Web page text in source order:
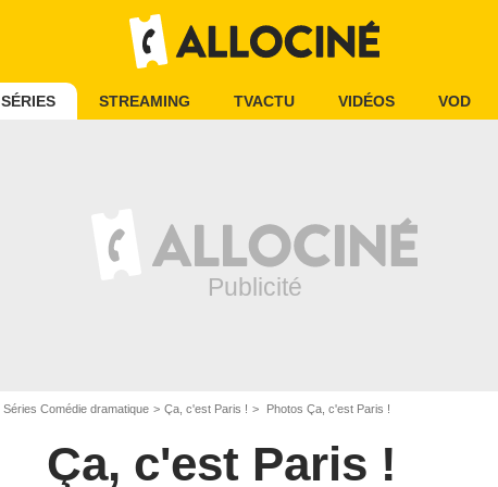
SÉRIES STREAMING TVACTU VIDÉOS VOD
Séries Comédie dramatique Ça, c'est Paris ! Photos Ça, c'est Paris !
Ça, c'est Paris !